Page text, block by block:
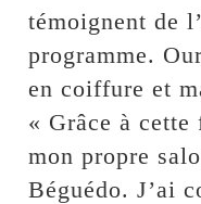
témoignent de
programme.
en coiffure et
« Grâce à
mon propre
Béguédo. J’ai